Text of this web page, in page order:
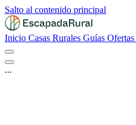
Salto al contenido principal
Inicio Casas Rurales Guías Ofertas
...